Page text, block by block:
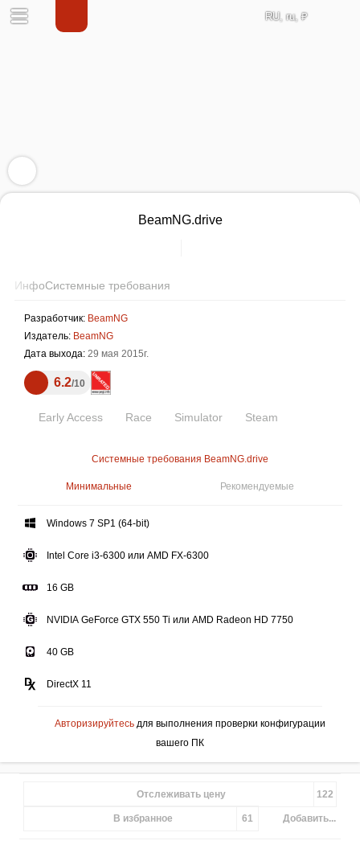
RU, ru, ₽
BeamNG.drive
ИнфоСистемные требования
Разработчик: BeamNG
Издатель: BeamNG
Дата выхода: 29 мая 2015г.
6.2 10
Early Access Race Simulator Steam
Системные требования BeamNG.drive
Минимальные Рекомендуемые
Windows 7 SP1 (64-bit)
Intel Core i3-6300 или AMD FX-6300
16 GB
NVIDIA GeForce GTX 550 Ti или AMD Radeon HD 7750
40 GB
DirectX 11
Авторизируйтесь для выполнения проверки конфигурации
вашего ПК
Отслеживать цену 122
В избранное 61 Добавить...